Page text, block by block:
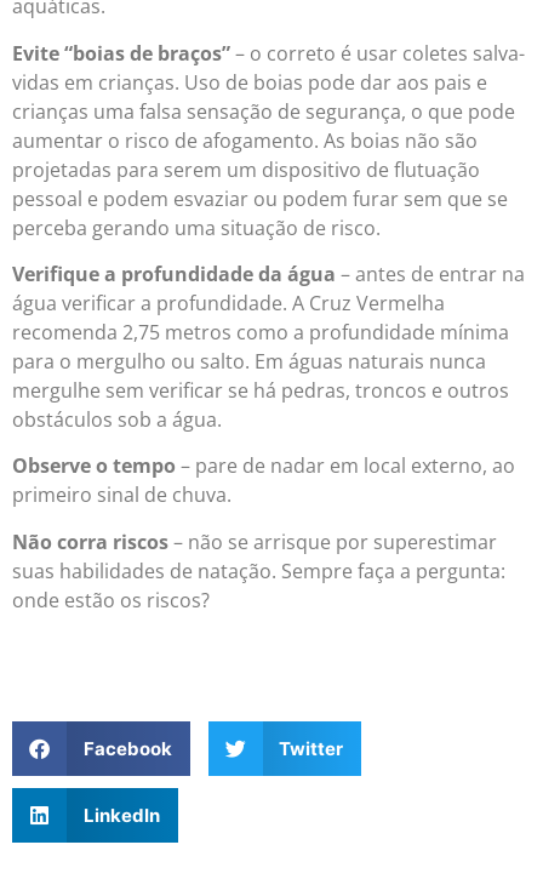
aquáticas.
Evite “boias de braços”– o correto é usar coletes salva-
vidas em crianças. Uso de boias pode dar aos pais e
crianças uma falsa sensação de segurança, o que pode
aumentar o risco de afogamento. As boias não são
projetadas para serem um dispositivo de flutuação
pessoal e podem esvaziar ou podem furar sem que se
perceba gerando uma situação de risco.
Verifique a profundidade da água – antes de entrar na
água verificar a profundidade. A Cruz Vermelha
recomenda 2,75 metros como a profundidade mínima
para o mergulho ou salto. Em águas naturais nunca
mergulhe sem verificar se há pedras, troncos e outros
obstáculos sob a água.
Observe o tempo – pare de nadar em local externo, ao
primeiro sinal de chuva.
Não corra riscos– não se arrisque por superestimar
suas habilidades de natação. Sempre faça a pergunta:
onde estão os riscos?
Facebook Twitter
LinkedIn